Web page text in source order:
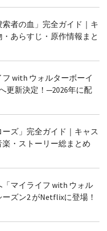
者の血」完全ガイド｜キ
あらすじ・原作情報まと
with ウォルターボーイ
更新決定！─2026年に配
ズ」完全ガイド｜キャス
楽・ストーリー総まとめ
マイライフ with ウォル
ズン2 がNetflixに登場！